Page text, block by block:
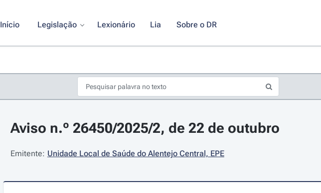
Início Legislação Lexionário Lia Sobre o DR
Aviso n.º 26450/2025/2, de 22 de outubro
Emitente: Unidade Local de Saúde do Alentejo Central, EPE